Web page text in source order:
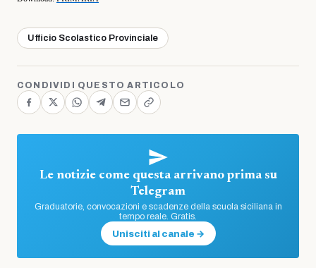
Ufficio Scolastico Provinciale
CONDIVIDI QUESTO ARTICOLO
Le notizie come questa arrivano prima su
Telegram
Graduatorie, convocazioni e scadenze della scuola siciliana in
tempo reale. Gratis.
Unisciti al canale →